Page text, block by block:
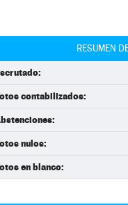
RESUMEN
contabilizados:
nulos:
en blanco: